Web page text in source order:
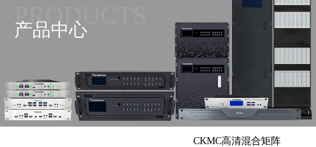
产品中心
PRODUCTS
CKMC高清混合矩阵